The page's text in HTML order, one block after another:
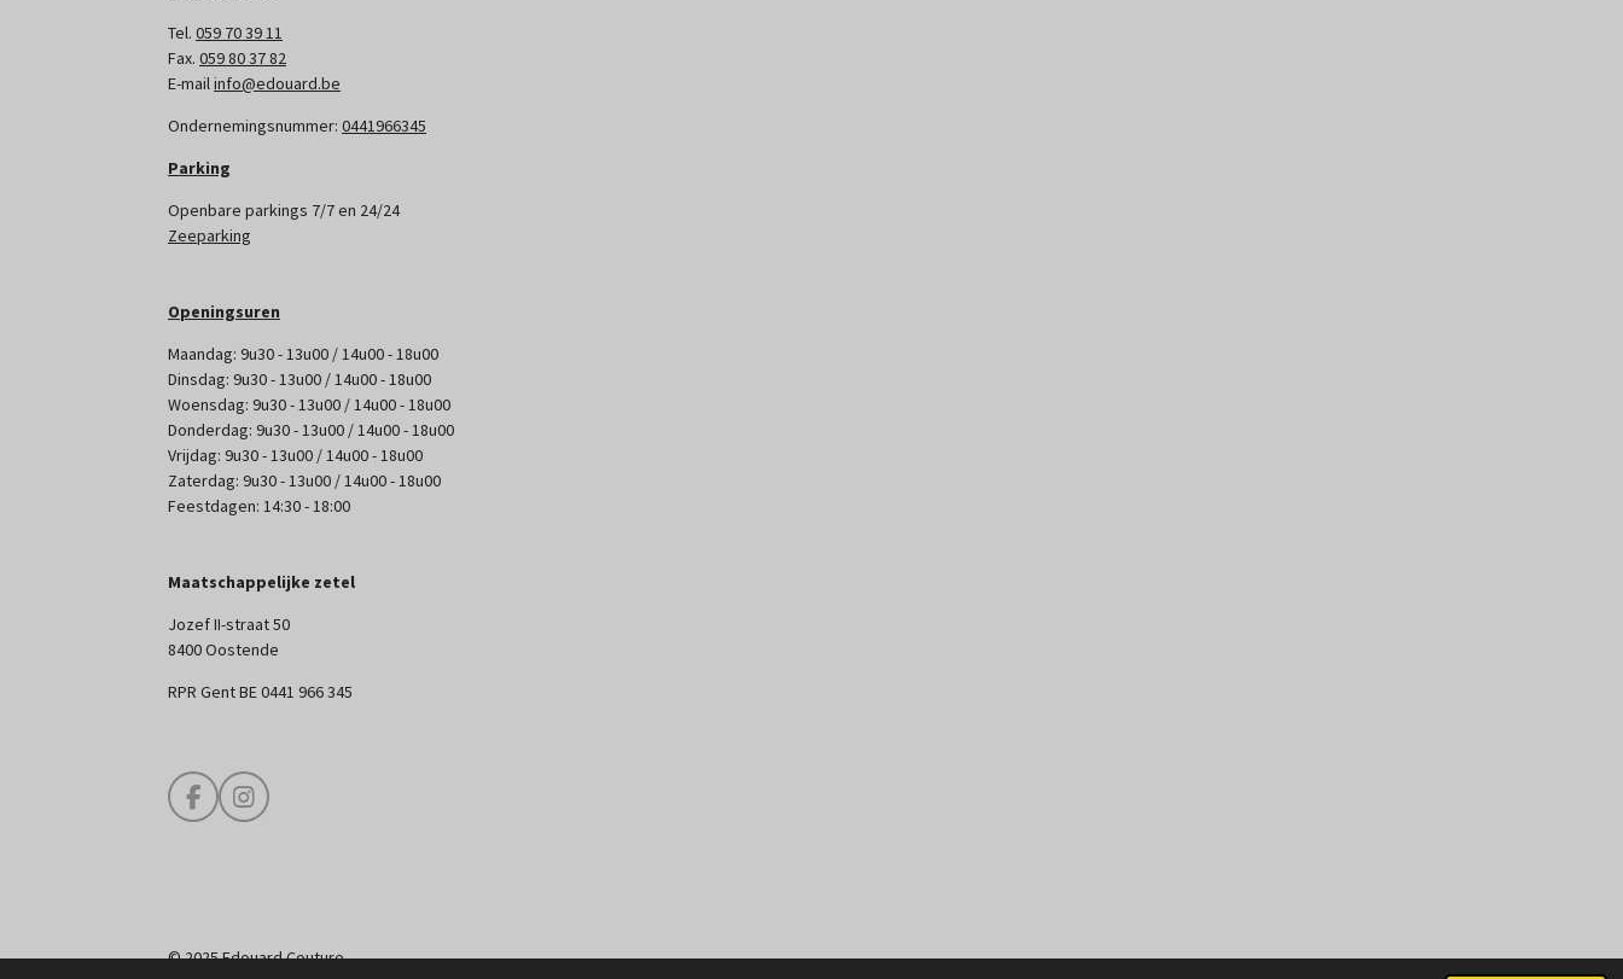
Tel. 059 70 39 11
Fax. 059 80 37 82
E-mailinfo@edouard.be
Ondernemingsnummer: 0441966345
Parking
Openbare parkings 7/7 en 24/24
Zeeparking
Openingsuren
Maandag: 9u30 - 13u00 / 14u00 - 18u00
Dinsdag: 9u30 - 13u00 / 14u00 - 18u00
Woensdag: 9u30 - 13u00 / 14u00 - 18u00
Donderdag: 9u30 - 13u00 / 14u00 - 18u00
Vrijdag: 9u30 - 13u00 / 14u00 - 18u00
Zaterdag: 9u30 - 13u00 / 14u00 - 18u00
Feestdagen: 14:30 - 18:00
Maatschappelijke zetel
Jozef II-straat 50
8400 Oostende
RPR Gent BE 0441 966 345
F
a
k
I
n
a
© 2025 Edouard Couture